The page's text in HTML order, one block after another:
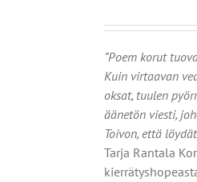
”Poem korut
Kuin virtaavan
oksat, tuulen
äänetön viesti,
Toivon, että
Tarja Rantala